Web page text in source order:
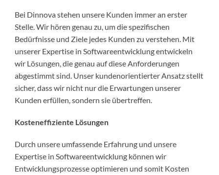
Bei Dinnova stehen unsere Kunden immer an erster
Stelle. Wir hören genau zu, um die spezifischen
Bedürfnisse und Ziele jedes Kunden zu verstehen. Mit
unserer Expertise in Softwareentwicklung entwickeln
wir Lösungen, die genau auf diese Anforderungen
abgestimmt sind. Unser kundenorientierter Ansatz stellt
sicher, dass wir nicht nur die Erwartungen unserer
Kunden erfüllen, sondern sie übertreffen.
Kosteneffiziente Lösungen
Durch unsere umfassende Erfahrung und unsere
Expertise in Softwareentwicklung können wir
Entwicklungsprozesse optimieren und somit Kosten